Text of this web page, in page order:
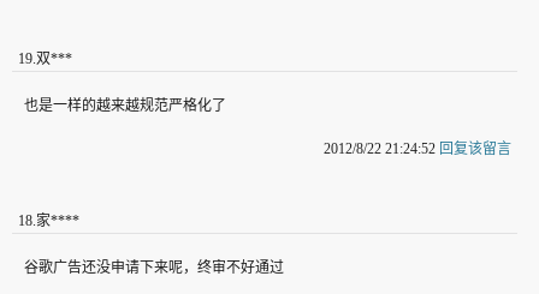
19.双***
也是一样的越来越规范严格化了
2012/8/22 21:24:52 回复该留言
18.家****
谷歌广告还没申请下来呢，终审不好通过